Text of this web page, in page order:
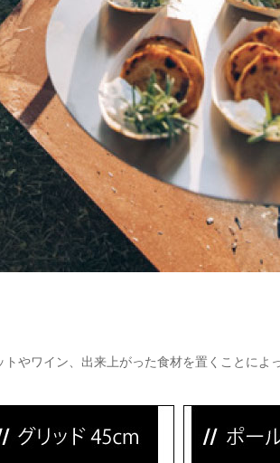
やワイン、出来上がった食材を置くことによ